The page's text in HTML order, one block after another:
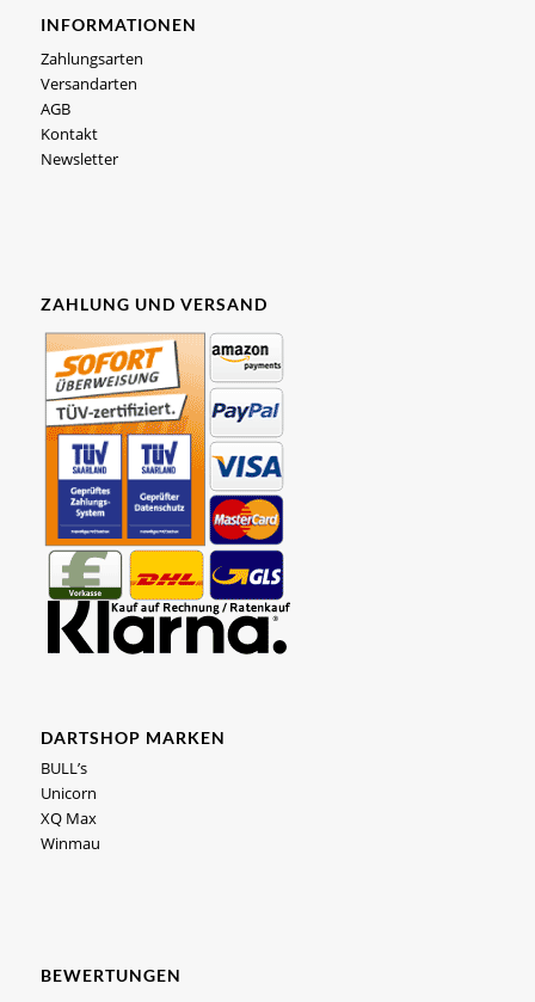
INFORMATIONEN
Zahlungsarten
Versandarten
AGB
Kontakt
Newsletter
ZAHLUNG UND VERSAND
DARTSHOP MARKEN
BULL’s
Unicorn
XQ Max
Winmau
BEWERTUNGEN